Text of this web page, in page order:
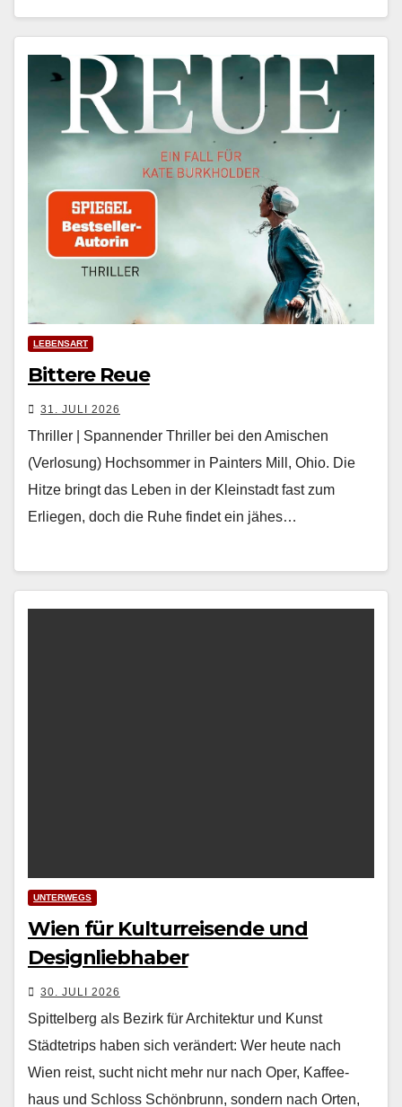
LEBENSART
Bittere Reue
31. JULI 2026
Thriller | Spannender Thriller bei den Amischen
(Verlosung) Hochsom­mer in Painters Mill, Ohio. Die
Hitze bringt das Leben in der Kle­in­stadt fast zum
Erliegen, doch die Ruhe find­et ein jäh­es…
UNTERWEGS
Wien für Kulturreisende und
Designliebhaber
30. JULI 2026
Spittelberg als Bezirk für Architektur und Kunst
Städtetrips haben sich verän­dert: Wer heute nach
Wien reist, sucht nicht mehr nur nach Oper, Kaf­fee­
haus und Schloss Schön­brunn, son­dern nach Orten,